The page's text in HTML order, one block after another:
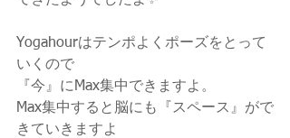
Yogahourはテンポよくポーズをとって
いくので
『今』にMax集中できますよ。
Max集中すると脳にも『スペース』がで
きていきますよ